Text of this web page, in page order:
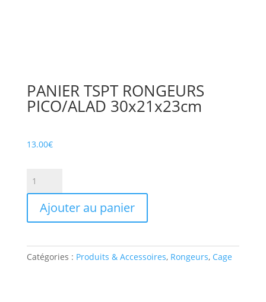
PANIER TSPT RONGEURS
PICO/ALAD 30x21x23cm
13.00€
PANIER
TSPT
PICO/ALAD
30x21x23cm
Ajouter au panier
Catégories : Produits & Accessoires, Rongeurs, Cage